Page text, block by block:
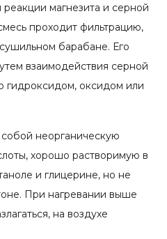
магнезита и серной
проходит фильтрацию,
барабане. Его
взаимодействия серной
гидроксидом, оксидом или
неорганическую
хорошо растворимую в
и глицерине, но не
При нагревании выше
на воздухе